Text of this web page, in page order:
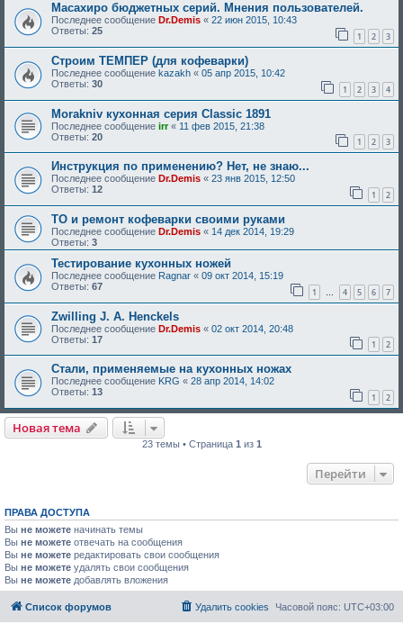
Масахиро бюджетных серий. Мнения пользователей.
Последнее сообщение Dr.Demis « 22 июн 2015, 10:43
Ответы: 25 1 2 3
Строим ТЕМПЕР (для кофеварки)
Последнее сообщение kazakh « 05 апр 2015, 10:42
Ответы: 30 1 2 3 4
Morakniv кухонная серия Classic 1891
Последнее сообщение irr« 11 фев 2015, 21:38
Ответы: 20 1 2 3
Инструкция по применению? Нет, не знаю...
Последнее сообщение Dr.Demis « 23 янв 2015, 12:50
Ответы: 12 1 2
ТО и ремонт кофеварки своими руками
Последнее сообщение Dr.Demis « 14 дек 2014, 19:29
Ответы: 3
Тестирование кухонных ножей
Последнее сообщение Ragnar « 09 окт 2014, 15:19
Ответы: 67 1 4 5 6 7
Zwilling J. A. Henckels
Последнее сообщение Dr.Demis « 02 окт 2014, 20:48
Ответы: 17 1 2
Стали, применяемые на кухонных ножах
Последнее сообщение KRG « 28 апр 2014, 14:02
Ответы: 13 1 2
Новая тема
23 темы • Страница 1 из 1
Перейти
ПРАВА ДОСТУПА
Вы не можете начинать темы
Вы не можете отвечать на сообщения
Вы не можете редактировать свои сообщения
Вы не можете удалять свои сообщения
Вы не можете добавлять вложения
Список форумов Часовой пояс: UTC+03:00
Удалить cookies